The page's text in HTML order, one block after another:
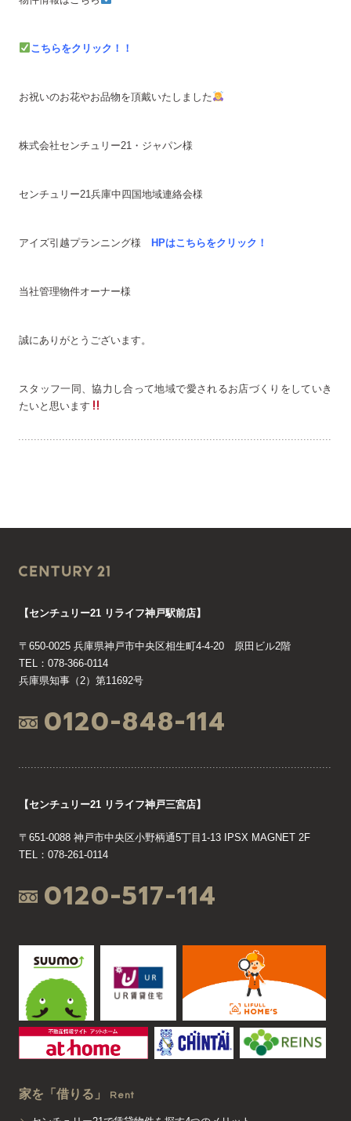
こちらをクリック！！
お祝いのお花やお品物を頂戴いたしました
株式会社センチュリー21・ジャパン様
センチュリー21兵庫中四国地域連絡会様
アイズ引越プランニング様 HPはこちらをクリック！
当社管理物件オーナー様
誠にありがとうございます。
スタッフ一同、協力し合って地域で愛されるお店づくりをしていき
たいと思います
【センチュリー21 リライフ神戸駅前店】
〒650-0025 兵庫県神戸市中央区相生町4-4-20 原田ビル2階
TEL：078-366-0114
兵庫県知事（2）第11692号
0120-848-114
【センチュリー21 リライフ神戸三宮店】
〒651-0088 神戸市中央区小野柄通5丁目1-13 IPSX MAGNET 2F
TEL：078-261-0114
0120-517-114
家を「借りる」 Rent